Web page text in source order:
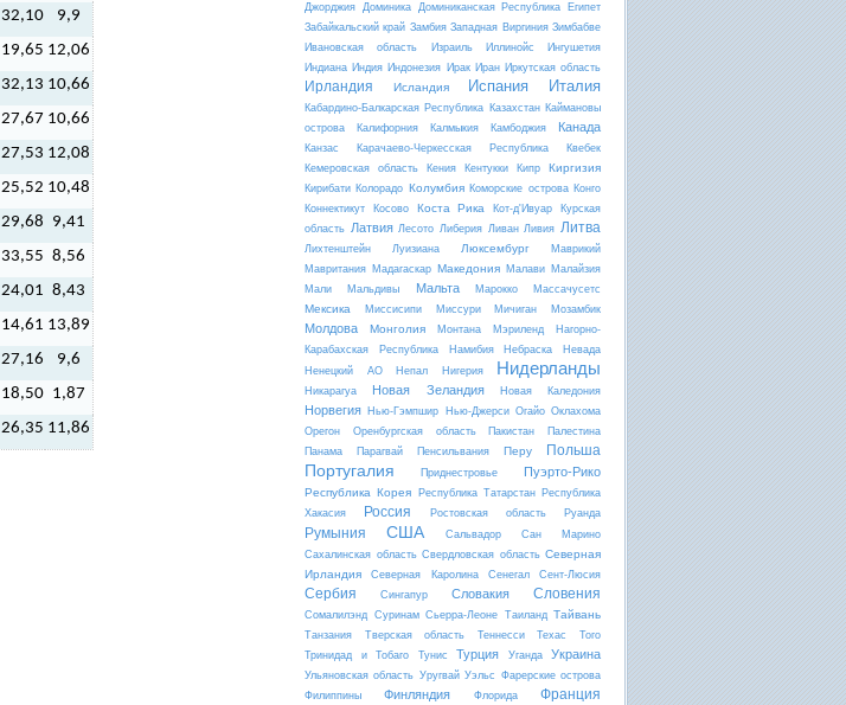
32,10
9,9
19,65 12,06
32,13 10,66
27,67 10,66
27,53 12,08
25,52 10,48
29,68 9,41
33,55 8,56
24,01 8,43
14,61 13,89
27,16
9,6
18,50 1,87
26,35 11,86
Джорджия Доминика Доминиканская Республика
Египет
Забайкальский край Замбия Западная Виргиния Зимбабве
Ивановская область
Израиль Иллинойс
Ингушетия
Индиана Индия Индонезия Ирак Иран Иркутская область
Ирландия Исландия Испания Италия
Кабардино-Балкарская Республика Казахстан Каймановы
острова
Калифорния Калмыкия Камбоджия Канада
Канзас Карачаево-Черкесская Республика
Квебек
Кемеровская область
Кения Кентукки Кипр Киргизия
Кирибати Колорадо Колумбия Коморские острова Конго
Коннектикут
Косово Коста Рика Кот-д'Ивуар
Курская
область Латвия Лесото Либерия Ливан Ливия Литва
Лихтенштейн Луизиана Люксембург
Маврикий
Мавритания Мадагаскар Македония Малави Малайзия
Мали
Мальдивы Мальта Марокко Массачусетс
Мексика Миссисипи Миссури Мичиган Мозамбик
Молдова Монголия Монтана Мэриленд
Нагорно-
Карабахская Республика
Намибия Небраска
Невада
Ненецкий АО
Непал Нигерия Нидерланды
Никарагуа Новая Зеландия Новая Каледония
Норвегия Нью-Гэмпшир Нью-Джерси Огайо Оклахома
Орегон
Оренбургская область Пакистан
Палестина
Панама
Парагвай Пенсильвания Перу Польша
Португалия Приднестровье Пуэрто-Рико
Республика Корея Республика Татарстан
Республика
Хакасия
Россия Ростовская область Руанда
Румыния США Сальвадор
Сан Марино
Сахалинская область Свердловская область Северная
Ирландия
Северная Каролина Сенегал Сент-Люсия
Сербия Сингапур Словакия Словения
Сомалилэнд Суринам Сьерра-Леоне Таиланд Тайвань
Танзания Тверская область Теннесси Техас
Того
Тринидад и Тобаго
Тунис Турция Уганда Украина
Ульяновская область Уругвай Уэльс Фарерские острова
Филиппины
Финляндия Флорида Франция